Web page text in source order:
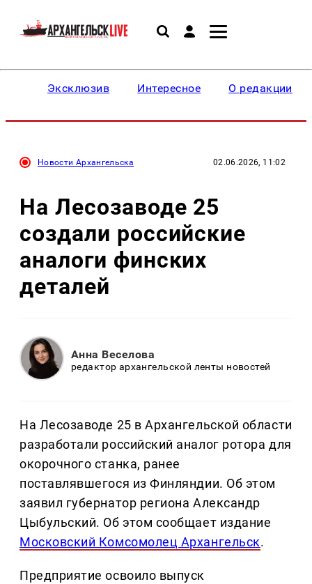
Эксклюзив Интересное О редакции
Новости Архангельска 02.06.2026, 11:02
На Лесозаводе 25
создали российские
аналоги финских
деталей
Анна Веселова
редактор архангельской ленты новостей
На Лесозаводе 25 в Архангельской области
разработали российский аналог ротора для
окорочного станка, ранее
поставлявшегося из Финляндии. Об этом
заявил губернатор региона Александр
Цыбульский. Об этом сообщает издание
Московский Комсомолец Архангельск.
Предприятие освоило выпуск